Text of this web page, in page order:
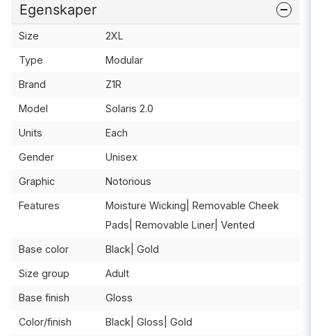
Egenskaper
Size 2XL
Type Modular
Brand Z1R
Model Solaris 2.0
Units Each
Gender Unisex
Graphic Notorious
Features
Moisture Wicking| Removable Cheek
Pads| Removable Liner| Vented
Base color Black| Gold
Size group Adult
Base finish Gloss
Color/finish Black| Gloss| Gold